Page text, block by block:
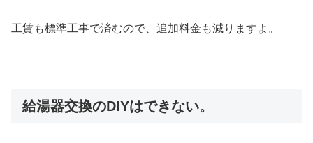
工賃も標準工事で済むので、追加料金も減りますよ。
給湯器交換のDIYはできない。